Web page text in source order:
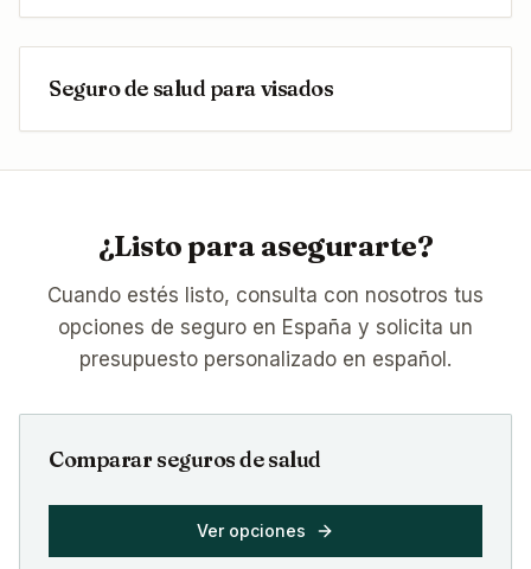
Seguro de salud para visados
¿Listo para asegurarte?
Cuando estés listo, consulta con nosotros tus
opciones de seguro en España y solicita un
presupuesto personalizado en español.
Comparar seguros de salud
Ver opciones